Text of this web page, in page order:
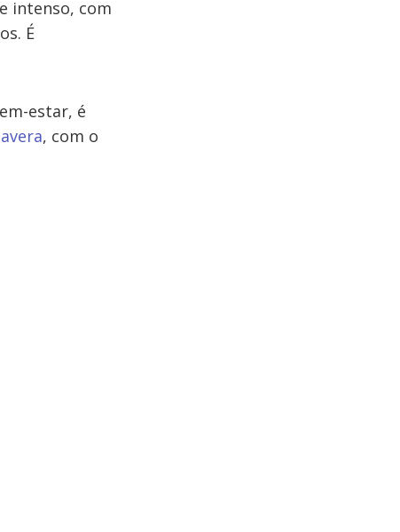
intenso, com
É
estar, é
, com o